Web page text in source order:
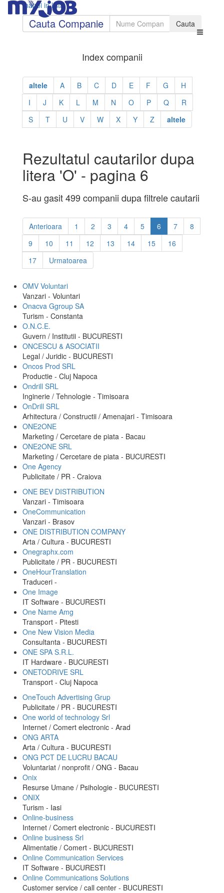
Inapoi in lista
Cauta Companie
Index companii
altele A B C D E F G
H
I
J K L M N O P Q
R
S
T U V W X Y Z altele
Rezultatul cautarilor dupa
litera 'O' - pagina 6
S-au gasit 499 companii dupa filtrele cautarii
Anterioara 1 2 3 4 5 6 7
8
9
10 11 12 13 14 15
16
17
Urmatoarea
OMV Voluntari
Vanzari - Voluntari
Onacva Ggroup SA
Turism - Constanta
O.N.C.E.
Guvern / Institutii - BUCURESTI
ONCESCU & ASOCIATII
Legal / Juridic - BUCURESTI
Oncos Prod SRL
Productie - Cluj Napoca
Ondrill SRL
Inginerie / Tehnologie - Timisoara
OnDrill SRL
Arhitectura / Constructii / Amenajari - Timisoara
ONE2ONE
Marketing / Cercetare de piata - Bacau
ONE2ONE SRL
Marketing / Cercetare de piata - BUCURESTI
One Agency
Publicitate / PR - Craiova
ONE BEV DISTRIBUTION
Vanzari - Timisoara
OneCommunication
Vanzari - Brasov
ONE DISTRIBUTION COMPANY
Arta / Cultura - BUCURESTI
Onegraphx.com
Publicitate / PR - BUCURESTI
OneHourTranslation
Traduceri -
One Image
IT Software - BUCURESTI
One Name Amg
Transport - Pitesti
One New Vision Media
Consultanta - BUCURESTI
ONE SPA S.R.L.
IT Hardware - BUCURESTI
ONETODRIVE SRL
Transport - Cluj Napoca
OneTouch Advertising Grup
Publicitate / PR - BUCURESTI
One world of technology Srl
Internet / Comert electronic - Arad
ONG ARTA
Arta / Cultura - BUCURESTI
ONG PCT DE LUCRU BACAU
Voluntariat / nonprofit / ONG - Bacau
Onix
Resurse Umane / Psihologie - BUCURESTI
ONIX
Turism - Iasi
Online-business
Internet / Comert electronic - BUCURESTI
Online business Srl
Alimentatie / Comert - BUCURESTI
Online Communication Services
IT Software - BUCURESTI
Online Communications Solutions
Customer service / call center - BUCURESTI